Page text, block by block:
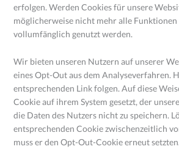
erfolgen. Werden Cookies für unsere
möglicherweise nicht mehr alle
vollumfänglich genutzt werden.
Wir bieten unseren Nutzern auf unserer
eines Opt-Out aus dem Analyseverfahren.
entsprechenden Link folgen. Auf diese
Cookie auf ihrem System gesetzt, der
die Daten des Nutzers nicht zu speichern.
entsprechenden Cookie zwischenzeitlich
muss er den Opt-Out-Cookie erneut setzten.